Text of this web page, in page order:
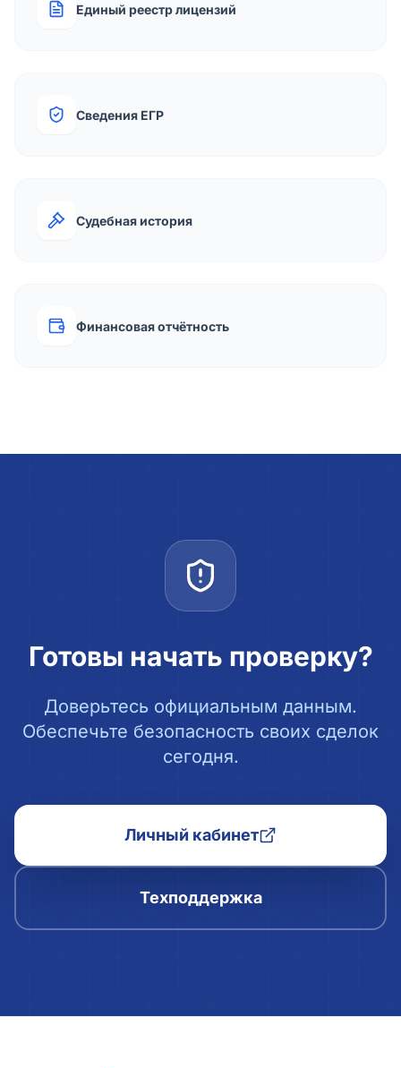
Единый реестр лицензий
Сведения ЕГР
Судебная история
Финансовая отчётность
Готовы начать проверку?
Доверьтесь официальным данным.
Обеспечьте безопасность своих сделок
сегодня.
Личный кабинет
Техподдержка